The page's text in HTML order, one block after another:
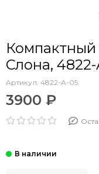
Слона,
Артикул: 4822-A-05
3900 ₽